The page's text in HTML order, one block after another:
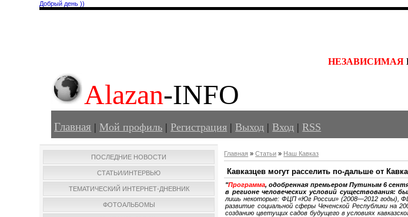
Добрый день ))
НЕЗАВИСИМАЯ
Alazan-INFO
Главная |Мой профиль |Регистрация |Выход |Вход |RSS
ПОСЛЕДНИЕ НОВОСТИ
СТАТЬИ/ИНТЕРВЬЮ
ТЕМАТИЧЕСКИЙ ИНТЕРНЕТ-ДНЕВНИК
ФОТОАЛЬБОМЫ
Главная »Статьи » Наш Кавказ
Кавказцев могут расселить по-дальше от
"Программа, одобренная премьером Путиным 6
в регионе человеческих условий
лишь некоторые: ФЦП «Юг России» (2008—2012 годы),
развитие социальной сферы Чеченской Республики на
созданию цветущих садов будущего в условиях